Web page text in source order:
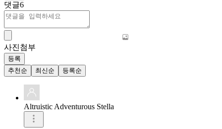
댓글6
사진첨부
등록
추천순
최신순 등록순
Altruistic Adventurous Stella